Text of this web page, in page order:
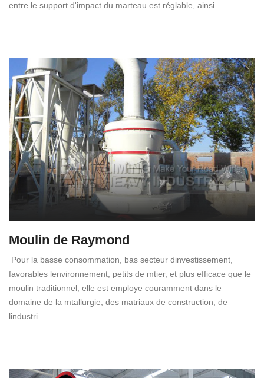
entre le support d'impact du marteau est réglable, ainsi
Moulin de Raymond
Pour la basse consommation, bas secteur dinvestissement,
favorables lenvironnement, petits de mtier, et plus efficace que le
moulin traditionnel, elle est employe couramment dans le
domaine de la mtallurgie, des matriaux de construction, de
lindustri